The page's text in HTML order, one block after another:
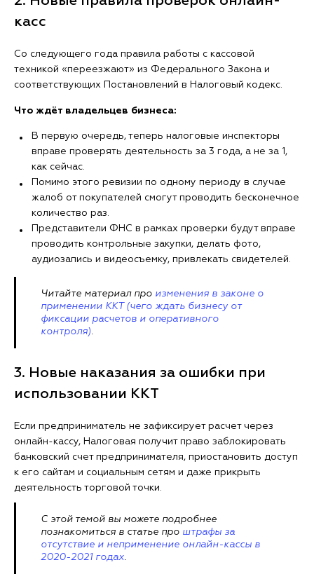
касс
Со следующего года правила работы с кассовой
техникой «переезжают» из Федерального Закона и
соответствующих Постановлений в Налоговый кодекс.
Что ждёт владельцев бизнеса:
В первую очередь, теперь налоговые инспекторы
вправе проверять деятельность за 3 года, а не за 1,
как сейчас.
Помимо этого ревизии по одному периоду в случае
жалоб от покупателей смогут проводить бесконечное
количество раз.
Представители ФНС в рамках проверки будут вправе
проводить контрольные закупки, делать фото,
аудиозапись и видеосъемку, привлекать свидетелей.
Читайте материал про изменения в законе о
применении ККТ (чего ждать бизнесу от
фиксации расчетов и оперативного
контроля).
3. Новые наказания за ошибки при
использовании ККТ
Если предприниматель не зафиксирует расчет через
онлайн-кассу, Налоговая получит право заблокировать
банковский счет предпринимателя, приостановить доступ
к его сайтам и социальным сетям и даже прикрыть
деятельность торговой точки.
С этой темой вы можете подробнее
познакомиться в статье про штрафы за
отсутствие и неприменение онлайн-кассы в
2020-2021 годах.